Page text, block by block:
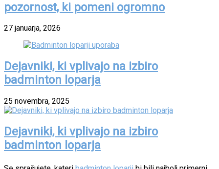
pozornost, ki pomeni ogromno
27 januarja, 2026
Dejavniki, ki vplivajo na izbiro
badminton loparja
25 novembra, 2025
Dejavniki, ki vplivajo na izbiro
badminton loparja